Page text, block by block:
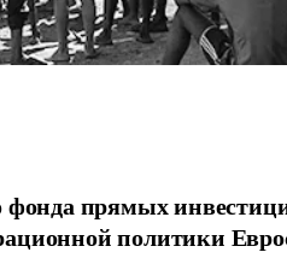
фонда прямых
политики